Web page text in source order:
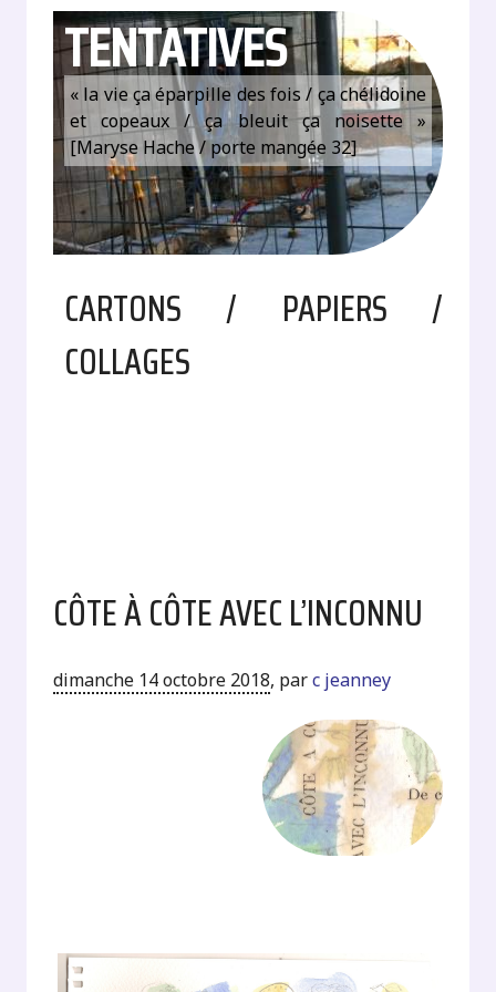
TENTATIVES
« la vie ça éparpille des fois / ça chélidoine
et copeaux / ça bleuit ça noisette »
[Maryse Hache / porte mangée 32]
CARTONS / PAPIERS /
COLLAGES
CÔTE À CÔTE AVEC L’INCONNU
dimanche 14 octobre 2018, parc jeanney